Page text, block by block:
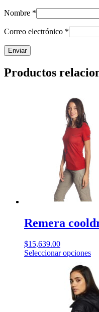
Nombre *
Correo electrónico *
Productos
Remera
$15,639.00
Seleccionar opciones
Las